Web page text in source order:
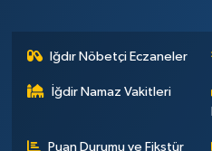
Iğdır Nöbetçi Eczaneler
İğdir Namaz Vakitleri
Puan Durumu ve Fikstür